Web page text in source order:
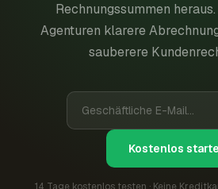
Rechnungssummen
Agenturen klarere
sauberere
Kostenlos